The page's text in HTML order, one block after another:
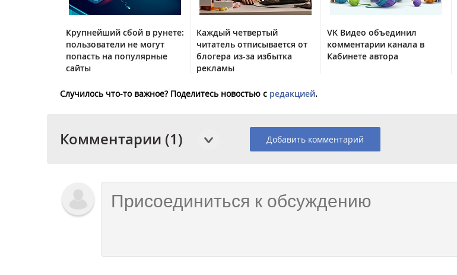
Крупнейший сбой в рунете:
пользователи не могут
попасть на популярные
сайты
Каждый четвертый
читатель отписывается от
блогера из-за избытка
рекламы
VK Видео объединил
комментарии канала в
Кабинете автора
Случилось что-то важное? Поделитесь новостью с редакцией.
Комментарии (1) Добавить комментарий